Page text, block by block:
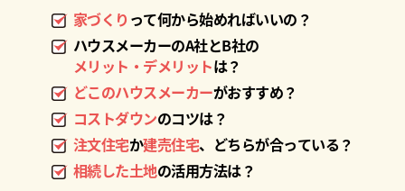
家づくり って何から始めればいいの？
ハウスメーカーのA社とB社の
メリット・デメリットは？
どこのハウスメーカーがおすすめ？
コストダウンのコツは？
注文住宅か建売住宅、 どちらが合っている？
相続した土地の活用方法は？